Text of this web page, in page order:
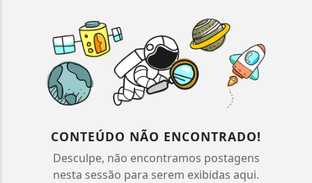
CONTEÚDO NÃO ENCONTRADO!
Desculpe, não encontramos postagens
nesta sessão para serem exibidas aqui.